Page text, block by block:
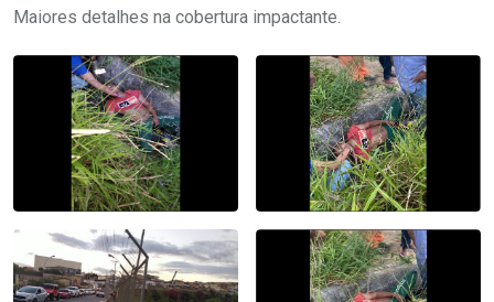
Maiores detalhes na cobertura impactante.